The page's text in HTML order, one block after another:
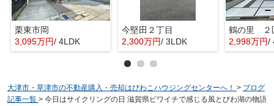
栗東市岡
3,095万円/ 4LDK
今堅田２丁目
2,300万円/ 3LDK
鶴の里 ２
2,998万円/
大津市・草津市の不動産購入・売却はびわこハウジングセンターへ！ > ブログ
記事一覧 > 今日はサイクリングの日 滋賀県ビワイチで感じる風とびわ湖の物語